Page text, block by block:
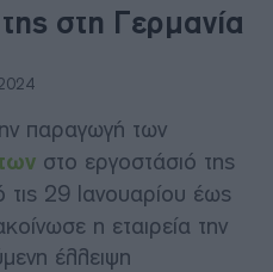
στη Γερμανία
παραγωγή των
στο εργοστάσιό της
τις 29 Ιανουαρίου έως
η εταιρεία την
έλλειψη